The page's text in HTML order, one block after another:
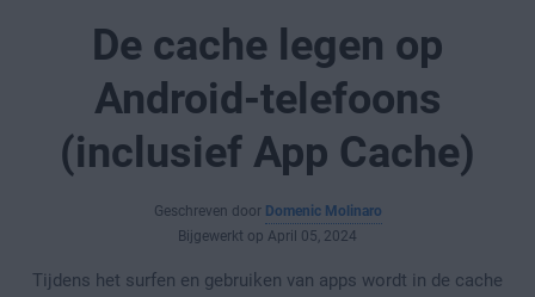
De cache legen op
Android-telefoons
(inclusief App Cache)
Geschreven door Domenic Molinaro
Bijgewerkt op April 05, 2024
Tijdens het surfen en gebruiken van apps wordt in de cache